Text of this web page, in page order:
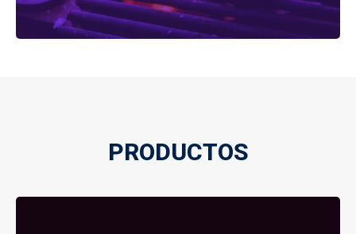
PRODUCTOS